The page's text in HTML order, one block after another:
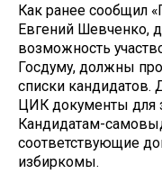
Как ранее сообщил
Евгений Шевченко,
возможность
Госдуму, должны
списки
ЦИК документы для
Кандидатам-
соответствующие
избиркомы.